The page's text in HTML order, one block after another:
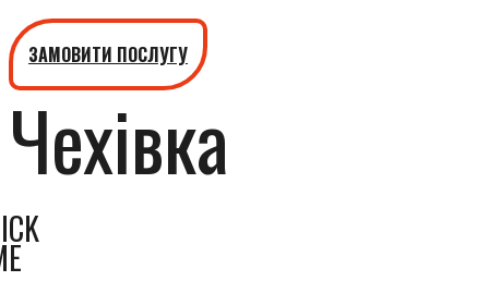
ЗАМОВИТИ ПОСЛУГУ
Чехівка